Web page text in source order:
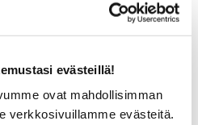
evästeillä!
ovat mahdollisimman
verkkosivuillamme evästeitä.
liittyen